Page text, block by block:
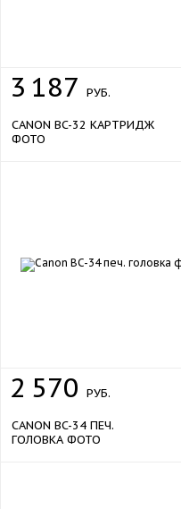
3 187 РУБ.
CANON BC-32 КАРТРИДЖ
ФОТО
2 570 РУБ.
CANON BC-34 ПЕЧ.
ГОЛОВКА ФОТО